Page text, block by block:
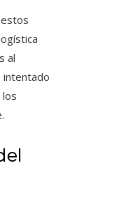
al
intentado